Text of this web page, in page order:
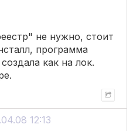
не нужно, стоит
программа
как на лок.
12:13